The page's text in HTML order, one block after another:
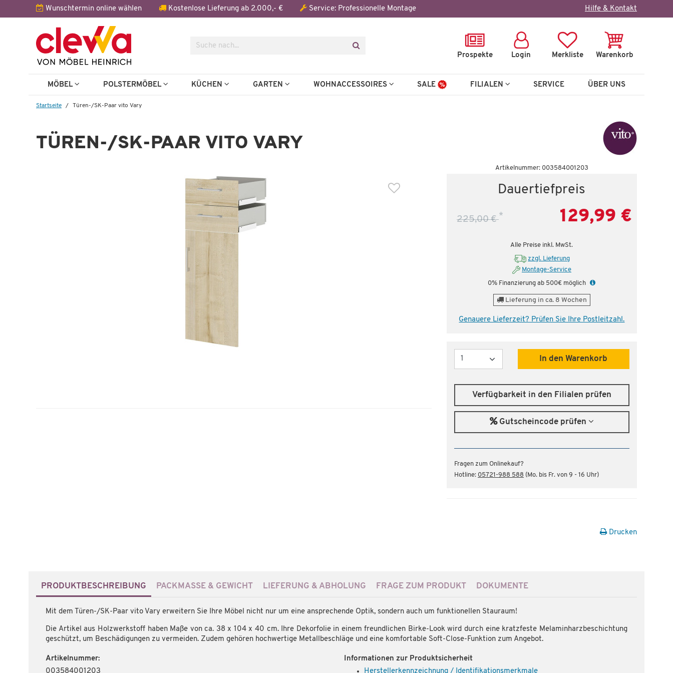
Wunschtermin online wählen Kostenlose Lieferung ab 2.000,- € Service: Professionelle Montage Hilfe & Kontakt
Suche
Prospekte Login Merkliste Warenkorb
MÖBEL POLSTERMÖBEL KÜCHEN GARTEN WOHNACCESSOIRES SALE FILIALEN SERVICE ÜBER UNS
Startseite Türen-/SK-Paar vito Vary
TÜREN-/SK-PAAR VITO VARY
Artikelnummer: 003584001203
Dauertiefpreis
225,00 €* 129,99 €
Alle Preise inkl. MwSt.
zzgl. Lieferung
Montage-Service
0% Finanzierung ab 500€ möglich
Lieferung in ca. 8 Wochen
Genauere Lieferzeit? Prüfen Sie Ihre Postleitzahl.
Menge
In den Warenkorb
Der Artikel wurde in den Warenkorb gelegt:
Türen-/SK-Paar vito Vary
169,99 €
Dauertiefpreis - unschlagbar günstig!
Türen-/SK-Paar vito Vary
129,99 €
Auf Lager
Türen-/SK-Paar vito Vary
129,99 €
Verfügbarkeit in den Filialen prüfen
Gutscheincode prüfen
Fragen zum Onlinekauf?
Hotline: 05721-988 588 (Mo. bis Fr. von 9 - 16 Uhr)
Drucken
PRODUKTBESCHREIBUNG PACKMASSE & GEWICHT LIEFERUNG & ABHOLUNG FRAGE ZUM PRODUKT DOKUMENTE
Mit dem Türen-/SK-Paar vito Vary erweitern Sie Ihre Möbel nicht nur um eine ansprechende Optik, sondern auch um funktionellen Stauraum!
Die Artikel aus Holzwerkstoff haben Maße von ca. 38 x 104 x 40 cm. Ihre Dekorfolie in einem freundlichen Birke-Look wird durch eine kratzfeste Melaminharzbeschichtung
geschützt, um Beschädigungen zu vermeiden. Zudem gehören hochwertige Metallbeschläge und eine komfortable Soft-Close-Funktion zum Angebot.
Artikelnummer:
003584001203
Informationen zur Produktsicherheit
Herstellerkennzeichnung / Identifikationsmerkmale